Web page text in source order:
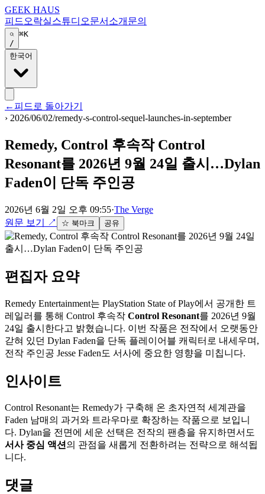
GEEK HAUS
피드 오락실스튜디오문서 소개 문의
/
⌘K
한국어
← 피드로 돌아가기
› 2026/06/02/remedy-s-control-sequel-launches-in-september
Remedy, Control 후속작 Control
Resonant를 2026년 9월 24일 출시…Dylan
Faden이 단독 주인공
2026년 6월 2일 오후 09:55·The Verge
원문 보기
↗ ☆ 북마크 공유
편집자 요약
Remedy Entertainment는 PlayStation State of Play에서 공개한 트
레일러를 통해 Control 후속작 Control Resonant를 2026년 9월
24일 출시한다고 밝혔습니다. 이번 작품은 전작에서 오랫동안
갇혀 있던 Dylan Faden을 단독 플레이어블 캐릭터로 내세우며,
전작 주인공 Jesse Faden도 서사에 중요한 영향을 미칩니다.
인사이트
Control Resonant는 Remedy가 구축해 온 초자연적 세계관을
Faden 남매의 과거와 트라우마로 확장하는 작품으로 보입니
다. Dylan을 전면에 세운 선택은 전작의 팬층을 유지하면서도
서사 중심 액션의 관점을 새롭게 전환하려는 전략으로 해석됩
니다.
댓글